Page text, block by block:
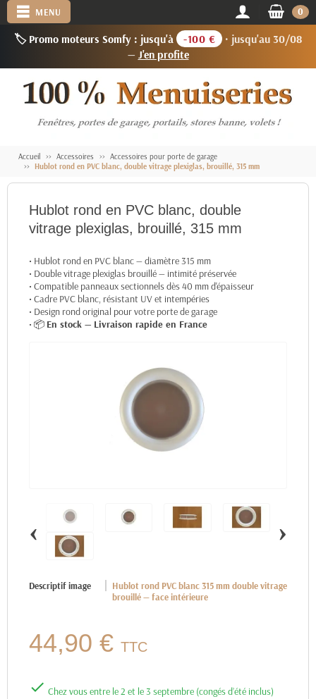
🏷️ Promo moteurs Somfy : jusqu'à -100 €
· jusqu'au 30/08
— J'en profite
MENU 0
Accueil Accessoires
Accessoires pour porte de garage
Hublot rond en PVC blanc, double vitrage plexiglas, brouillé, 315 mm
Hublot rond en PVC blanc, double
vitrage plexiglas, brouillé, 315 mm
• Hublot rond en PVC blanc — diamètre 315 mm
• Double vitrage plexiglas brouillé — intimité préservée
• Compatible panneaux sectionnels dès 40 mm d'épaisseur
• Cadre PVC blanc, résistant UV et intempéries
• Design rond original pour votre porte de garage
• 📦 En stock — Livraison rapide en France
‹ ›
Descriptif image
Hublot rond PVC blanc 315 mm double vitrage
brouillé — face intérieure
44,90 € TTC
 Chez vous entre le 2 et le 3 septembre (congés d’été inclus)